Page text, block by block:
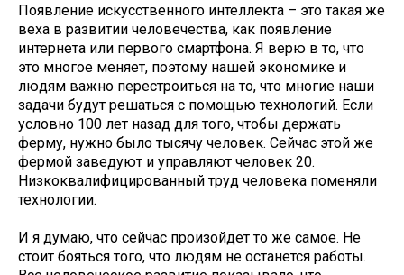
Появление искусственного интеллекта – это такая же
веха в развитии человечества, как появление
интернета или первого смартфона. Я верю в то, что
это многое меняет, поэтому нашей экономике и
людям важно перестроиться на то, что многие наши
задачи будут решаться с помощью технологий. Если
условно 100 лет назад для того, чтобы держать
ферму, нужно было тысячу человек. Сейчас этой же
фермой заведуют и управляют человек 20.
Низкоквалифицированный труд человека поменяли
технологии.
И я думаю, что сейчас произойдет то же самое. Не
стоит бояться того, что людям не останется работы.